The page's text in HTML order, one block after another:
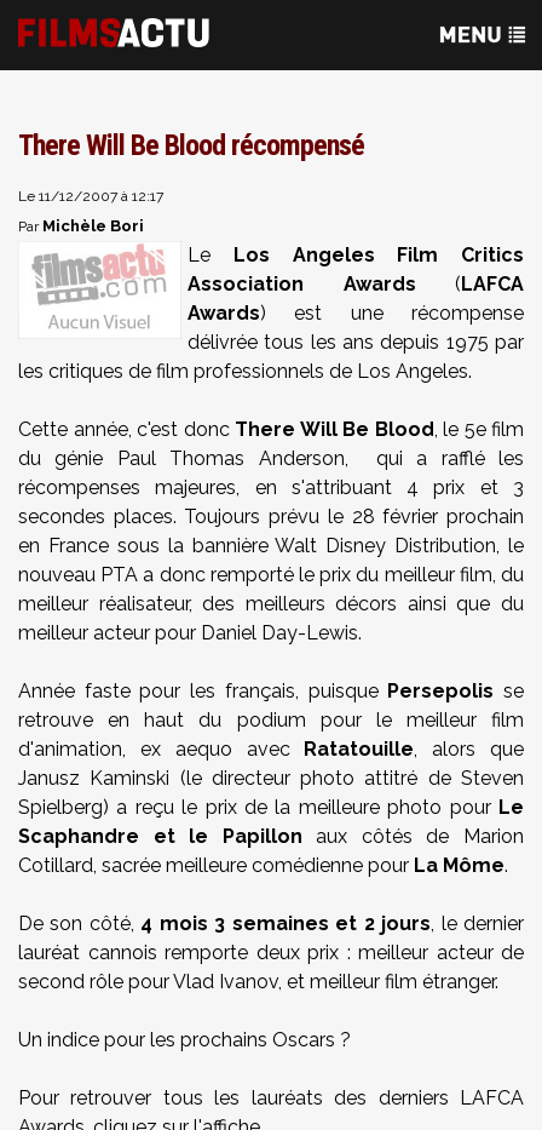
There Will Be Blood récompensé
Le 11/12/2007 à 12:17
Par Michèle Bori
Le Los Angeles Film Critics
Association Awards (LAFCA
Awards) est une récompense
délivrée tous les ans depuis 1975 par
les critiques de film professionnels de Los Angeles.
Cette année, c'est donc There Will Be Blood, le 5e film
du génie Paul Thomas Anderson, qui a rafflé les
récompenses majeures, en s'attribuant 4 prix et 3
secondes places. Toujours prévu le 28 février prochain
en France sous la bannière Walt Disney Distribution, le
nouveau PTA a donc remporté le prix du meilleur film, du
meilleur réalisateur, des meilleurs décors ainsi que du
meilleur acteur pour Daniel Day-Lewis.
Année faste pour les français, puisque Persepolis se
retrouve en haut du podium pour le meilleur film
d'animation, ex aequo avec Ratatouille, alors que
Janusz Kaminski (le directeur photo attitré de Steven
Spielberg) a reçu le prix de la meilleure photo pour Le
Scaphandre et le Papillon aux côtés de Marion
Cotillard, sacrée meilleure comédienne pour La Môme.
De son côté, 4 mois 3 semaines et 2 jours, le dernier
lauréat cannois remporte deux prix : meilleur acteur de
second rôle pour Vlad Ivanov, et meilleur film étranger.
Un indice pour les prochains Oscars ?
Pour retrouver tous les lauréats des derniers LAFCA